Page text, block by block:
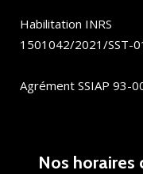
Habilitation INRS
1501042/2021/SST-
Agrément SSIAP 93-
Nos horaires